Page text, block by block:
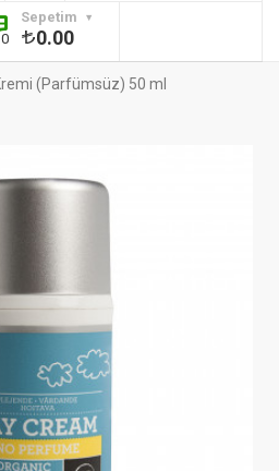
Sepetim
0
0.00
(Parfümsüz) 50 ml